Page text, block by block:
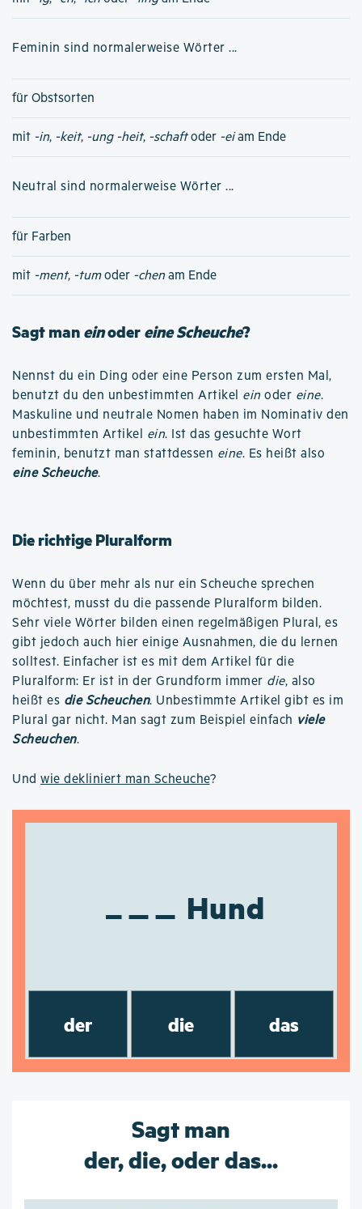
Feminin sind normalerweise Wörter ...
für Obstsorten
mit -in, -keit, -ung -heit, -schaftoder -eiam Ende
Neutral sind normalerweise Wörter ...
für Farben
mit -ment, -tumoder -chen am Ende
Sagt maneinodereine Scheuche?
Nennst du ein Ding oder eine Person zum ersten Mal,
benutzt du den unbestimmten Artikel ein oder eine.
Maskuline und neutrale Nomen haben im Nominativ den
unbestimmten Artikel ein. Ist das gesuchte Wort
feminin, benutzt man stattdessen eine. Es heißt also
eine Scheuche.
Die richtige Pluralform
Wenn du über mehr als nur ein Scheuche sprechen
möchtest, musst du die passende Pluralform bilden.
Sehr viele Wörter bilden einen regelmäßigen Plural, es
gibt jedoch auch hier einige Ausnahmen, die du lernen
solltest. Einfacher ist es mit dem Artikel für die
Pluralform: Er ist in der Grundform immer die, also
heißt es die Scheuchen. Unbestimmte Artikel gibt es im
Plural gar nicht. Man sagt zum Beispiel einfach viele
Scheuchen.
Und wie dekliniert man Scheuche?
Hund
der die das
Sagt man
der, die, oder das...